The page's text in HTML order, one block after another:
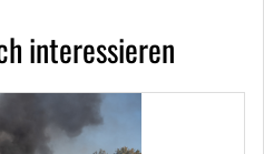
interessieren